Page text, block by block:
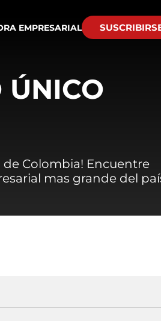
EMPRESARIAL
ÚNICO
de Colombia! Encuentre
mas grande del